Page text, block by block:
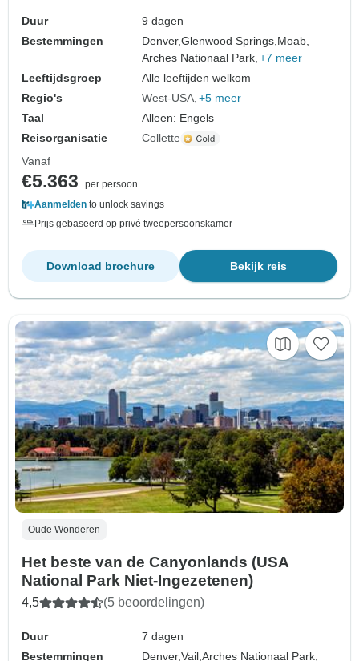
Duur
9 dagen
Bestemmingen
Denver,Glenwood Springs,Moab,
Arches Nationaal Park, +7 meer
Leeftijdsgroep
Alle leeftijden welkom
Regio's
West-USA +5 meer
Taal
Alleen: Engels
Reisorganisatie
Collette
Vanaf
€5.363
per persoon
Aanmelden to unlock savings
Prijs gebaseerd op privé tweepersoonskamer
Bekijk reis
Download brochure
Oude Wonderen
Het beste van de Canyonlands (USA
National Park Niet-Ingezetenen)
4,5 (5 beoordelingen)
Duur
7 dagen
Bestemmingen
Denver,Vail,Arches Nationaal Park,